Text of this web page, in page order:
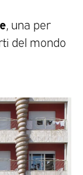
, una per
del mondo